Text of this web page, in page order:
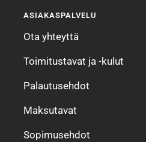
4
ASIAKASPALVELU
Ota yhteyttä
Toimitustavat ja -kulut
Palautusehdot
Maksutavat
Sopimusehdot